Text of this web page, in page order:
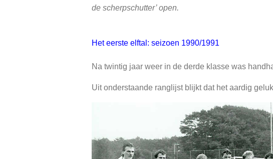
de scherpschutter’ open.
Het eerste elftal: seizoen 1990/1991
Na twintig jaar weer in de derde klasse was
Uit onderstaande ranglijst blijkt dat het aardig